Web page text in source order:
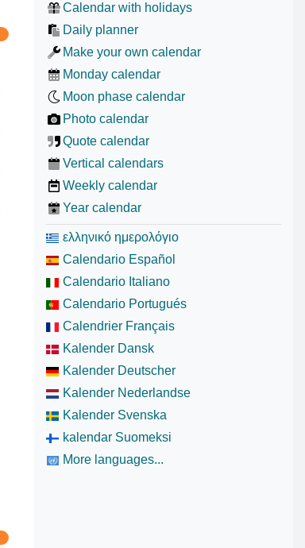
Calendar with holidays
Daily planner
Make your own calendar
Monday calendar
Moon phase calendar
Photo calendar
Quote calendar
Vertical calendars
Weekly calendar
Year calendar
ελληνικό ημερολόγιο
Calendario Español
Calendario Italiano
Calendario Portugués
Calendrier Français
Kalender Dansk
Kalender Deutscher
Kalender Nederlandse
Kalender Svenska
kalendar Suomeksi
More languages...